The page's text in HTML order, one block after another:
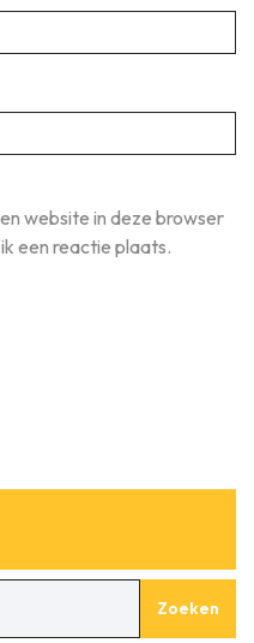
website in deze browser
een reactie plaats.
Zoeken